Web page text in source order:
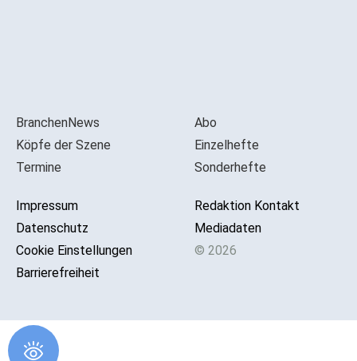
BranchenNews
Köpfe der Szene
Termine
Impressum
Datenschutz
Cookie Einstellungen
Barrierefreiheit
Abo
Einzelhefte
Sonderhefte
Redaktion Kontakt
Mediadaten
© 2026